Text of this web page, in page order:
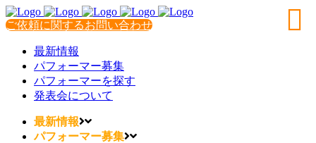
ご依頼に関するお問い合わせ
最新情報
パフォーマー募集
パフォーマーを探す
発表会について
最新情報
パフォーマー募集